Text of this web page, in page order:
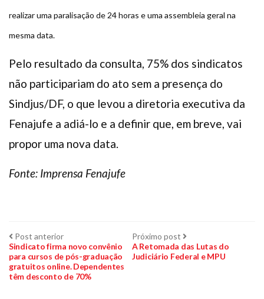
realizar uma paralisação de 24 horas e uma assembleia geral na
mesma data.
Pelo resultado da consulta, 75% dos sindicatos
não participariam do ato sem a presença do
Sindjus/DF, o que levou a diretoria executiva da
Fenajufe a adiá-lo e a definir que, em breve, vai
propor uma nova data.
Fonte: Imprensa Fenajufe
Navegação
de
Post
Post anteriorPost
anterior:
Sindicato firma novo convênio
para cursos de pós-graduação
gratuitos online. Dependentes
têm desconto de 70%
Próximo post Próximo
post:
A Retomada das Lutas do
Judiciário Federal e MPU